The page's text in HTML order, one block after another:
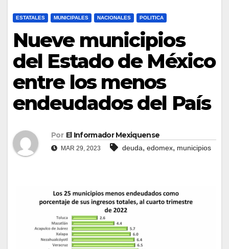
ESTATALES MUNICIPALES NACIONALES POLITICA
Nueve municipios
del Estado de México
entre los menos
endeudados del País
Por El Informador Mexiquense
MAR 29, 2023 deuda, edomex, municipios